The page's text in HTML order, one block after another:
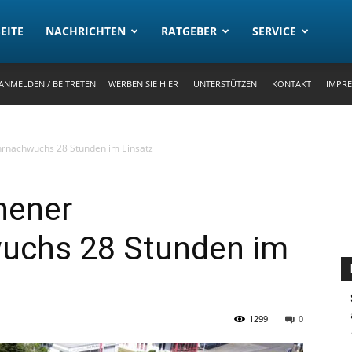
NACHRICHTEN RATGEBER SERVICE
/ BEITRETEN WERBEN SIE HIER UNTERSTÜTZEN KONTAKT
28 Stunden im Einsatz
28 Stunden im
0
1299